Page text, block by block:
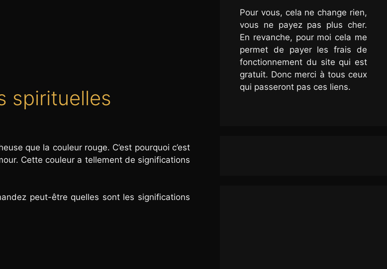
spirituelles
que la couleur rouge. C’est pourquoi c’est
Cette couleur a tellement de significations
peut-être quelles sont les significations
Pour vous, cela ne change rien,
vous ne payez pas plus cher.
En revanche, pour moi cela me
permet de payer les frais de
fonctionnement du site qui est
gratuit. Donc merci à tous ceux
qui passeront pas ces liens.